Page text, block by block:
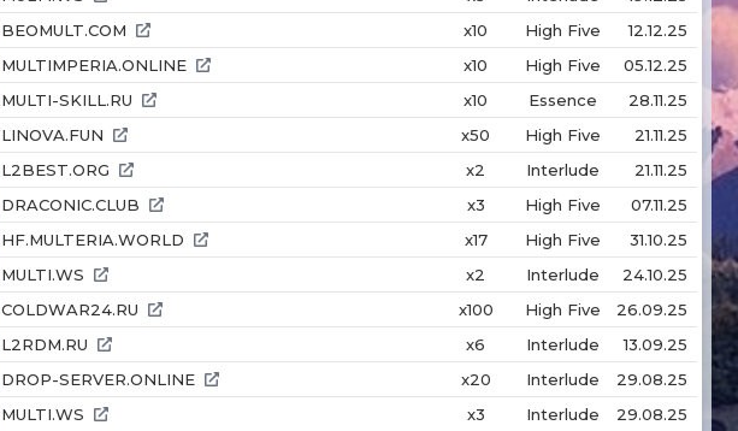
BEOMULT.COM x10 High Five 12.12.25
MULTIMPERIA.ONLINE x10 High Five 05.12.25
MULTI-SKILL.RU x10 Essence 28.11.25
LINOVA.FUN x50 High Five 21.11.25
L2BEST.ORG x2 Interlude 21.11.25
DRACONIC.CLUB x3 High Five 07.11.25
HF.MULTERIA.WORLD x17 High Five 31.10.25
MULTI.WS x2 Interlude 24.10.25
COLDWAR24.RU x100 High Five 26.09.25
L2RDM.RU x6 Interlude 13.09.25
DROP-SERVER.ONLINE x20 Interlude 29.08.25
MULTI.WS x3 Interlude 29.08.25